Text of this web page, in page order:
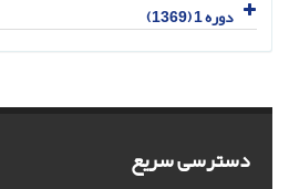
دوره 1 (1369)
دسترسی سریع